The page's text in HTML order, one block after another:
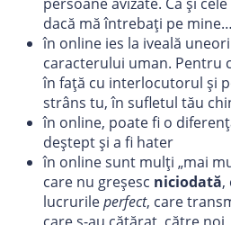
persoane avizate. Ca și
dacă mă întrebați pe mine…
în online ies la iveală
caracterului uman. Pentru
în față cu interlocutorul și
strâns tu, în sufletul tău
în online, poate fi o
deștept și a fi hater
în online sunt mulți „mai
care nu greșesc niciodată,
lucrurileperfect, care